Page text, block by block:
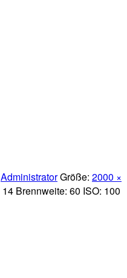
AdministratorGröße: 2000 ×
14 Brennweite: 60 ISO: 100